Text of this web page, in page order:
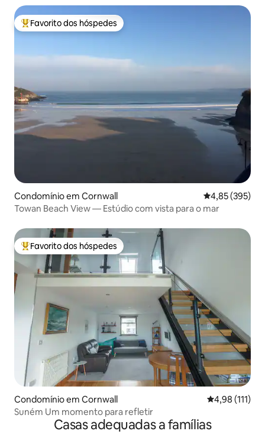
Favoritos dos hóspedes mais apreciados
Favorito dos hóspedes
Condomínio em Cornwall Classificação
4,85 (395)
Towan Beach View — Estúdio com vista para o mar
Favoritos dos hóspedes mais apreciados
Favorito dos hóspedes
Condomínio em Cornwall Classificação
4,98 (111)
Suném Um momento para refletir
Casas adequadas a famílias